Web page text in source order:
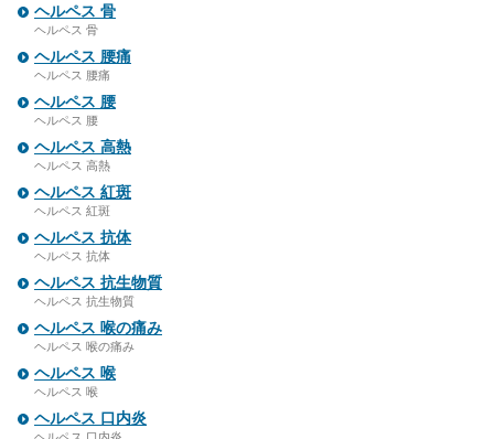
ヘルペス 骨
ヘルペス 骨
ヘルペス 腰痛
ヘルペス 腰痛
ヘルペス 腰
ヘルペス 腰
ヘルペス 高熱
ヘルペス 高熱
ヘルペス 紅斑
ヘルペス 紅斑
ヘルペス 抗体
ヘルペス 抗体
ヘルペス 抗生物質
ヘルペス 抗生物質
ヘルペス 喉の痛み
ヘルペス 喉の痛み
ヘルペス 喉
ヘルペス 喉
ヘルペス 口内炎